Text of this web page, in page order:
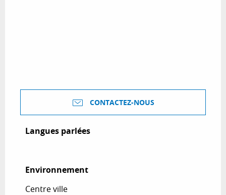
CONTACTEZ-NOUS
Langues parlées
Langues parlées
Environnement
Environnement
Centre ville